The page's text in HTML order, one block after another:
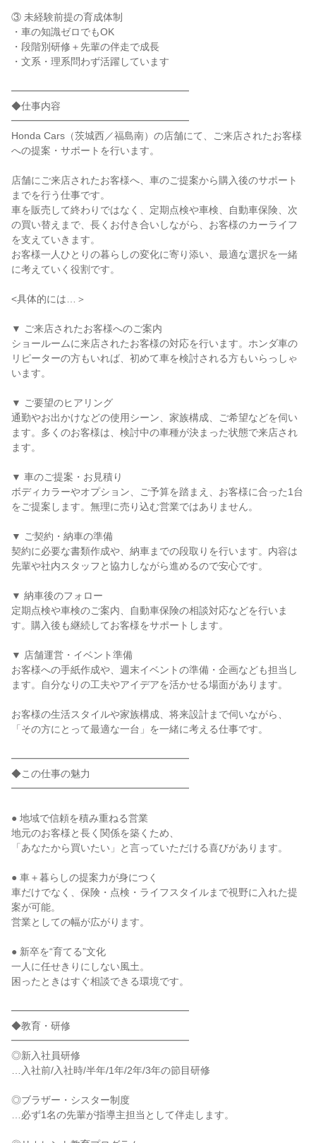
③ 未経験前提の育成体制
・車の知識ゼロでもOK
・段階別研修＋先輩の伴走で成長
・文系・理系問わず活躍しています
━━━━━━━━━━━━━━━━━━
◆仕事内容
━━━━━━━━━━━━━━━━━━
Honda Cars（茨城西／福島南）の店舗にて、ご来店されたお客様
への提案・サポートを行います。
店舗にご来店されたお客様へ、車のご提案から購入後のサポート
までを行う仕事です。
車を販売して終わりではなく、定期点検や車検、自動車保険、次
の買い替えまで、長くお付き合いしながら、お客様のカーライフ
を支えていきます。
お客様一人ひとりの暮らしの変化に寄り添い、最適な選択を一緒
に考えていく役割です。
<具体的には…＞
▼ ご来店されたお客様へのご案内
ショールームに来店されたお客様の対応を行います。ホンダ車の
リピーターの方もいれば、初めて車を検討される方もいらっしゃ
います。
▼ ご要望のヒアリング
通勤やお出かけなどの使用シーン、家族構成、ご希望などを伺い
ます。多くのお客様は、検討中の車種が決まった状態で来店され
ます。
▼ 車のご提案・お見積り
ボディカラーやオプション、ご予算を踏まえ、お客様に合った1台
をご提案します。無理に売り込む営業ではありません。
▼ ご契約・納車の準備
契約に必要な書類作成や、納車までの段取りを行います。内容は
先輩や社内スタッフと協力しながら進めるので安心です。
▼ 納車後のフォロー
定期点検や車検のご案内、自動車保険の相談対応などを行いま
す。購入後も継続してお客様をサポートします。
▼ 店舗運営・イベント準備
お客様への手紙作成や、週末イベントの準備・企画なども担当し
ます。自分なりの工夫やアイデアを活かせる場面があります。
お客様の生活スタイルや家族構成、将来設計まで伺いながら、
「その方にとって最適な一台」を一緒に考える仕事です。
━━━━━━━━━━━━━━━━━━
◆この仕事の魅力
━━━━━━━━━━━━━━━━━━
● 地域で信頼を積み重ねる営業
地元のお客様と長く関係を築くため、
「あなたから買いたい」と言っていただける喜びがあります。
● 車＋暮らしの提案力が身につく
車だけでなく、保険・点検・ライフスタイルまで視野に入れた提
案が可能。
営業としての幅が広がります。
● 新卒を“育てる”文化
一人に任せきりにしない風土。
困ったときはすぐ相談できる環境です。
━━━━━━━━━━━━━━━━━━
◆教育・研修
━━━━━━━━━━━━━━━━━━
◎新入社員研修
…入社前/入社時/半年/1年/2年/3年の節目研修
◎ブラザー・シスター制度
…必ず1名の先輩が指導主担当として伴走します。